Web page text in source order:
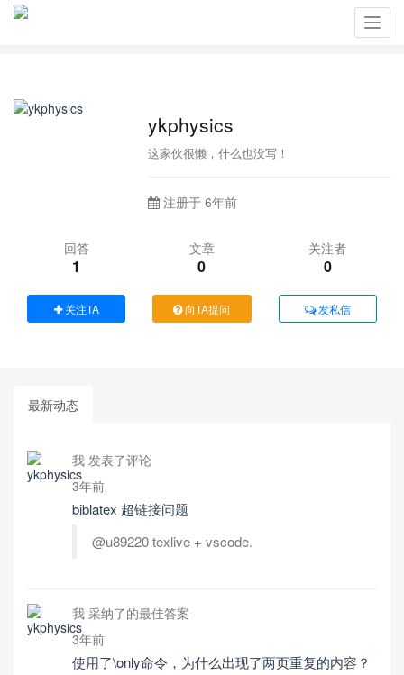
ykphysics
这家伙很懒，什么也没写！
注册于 6年前
回答
1
文章
0
关注者
0
关注TA 向TA提问 发私信
最新动态
我 发表了评论
3年前
biblatex 超链接问题
@u89220 texlive + vscode.
我 采纳了的最佳答案
3年前
使用了\only命令，为什么出现了两页重复的内容？